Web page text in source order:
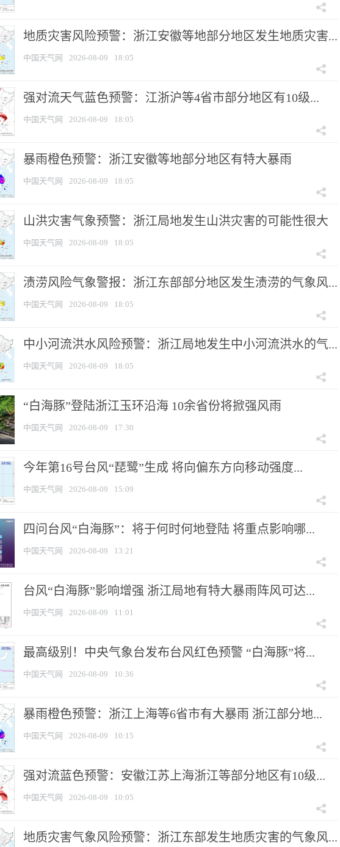
地质灾害风险预警：浙江安徽等地部分地区发生地质灾害...
中国天气网 2026-08-09 18:05
强对流天气蓝色预警：江浙沪等4省市部分地区有10级...
中国天气网 2026-08-09 18:05
暴雨橙色预警：浙江安徽等地部分地区有特大暴雨
中国天气网 2026-08-09 18:05
山洪灾害气象预警：浙江局地发生山洪灾害的可能性很大
中国天气网 2026-08-09 18:05
渍涝风险气象警报：浙江东部部分地区发生渍涝的气象风...
中国天气网 2026-08-09 18:05
中小河流洪水风险预警：浙江局地发生中小河流洪水的气...
中国天气网 2026-08-09 18:05
“白海豚”登陆浙江玉环沿海 10余省份将掀强风雨
中国天气网 2026-08-09 17:30
今年第16号台风“琵鹭”生成 将向偏东方向移动强度...
中国天气网 2026-08-09 15:09
四问台风“白海豚”：将于何时何地登陆 将重点影响哪...
中国天气网 2026-08-09 13:21
台风“白海豚”影响增强 浙江局地有特大暴雨阵风可达...
中国天气网 2026-08-09 11:01
最高级别！中央气象台发布台风红色预警 “白海豚”将...
中国天气网 2026-08-09 10:36
暴雨橙色预警：浙江上海等6省市有大暴雨 浙江部分地...
中国天气网 2026-08-09 10:15
强对流蓝色预警：安徽江苏上海浙江等部分地区有10级...
中国天气网 2026-08-09 10:05
地质灾害气象风险预警：浙江东部发生地质灾害的气象风...